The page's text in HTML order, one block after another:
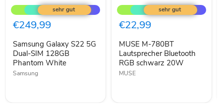
Galaxy
S22
5G
Dual-
128GB
Phantom
White
€249,99
Samsung Galaxy S22 5G
Dual-SIM 128GB
Phantom White
Samsung
M-
780BT
Lautsprecher
Bluetooth
schwarz
20W
€22,99
MUSE M-780BT
Lautsprecher Bluetooth
RGB schwarz 20W
MUSE